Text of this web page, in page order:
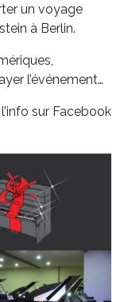
un voyage
à Berlin.
l’événement…
sur Facebook